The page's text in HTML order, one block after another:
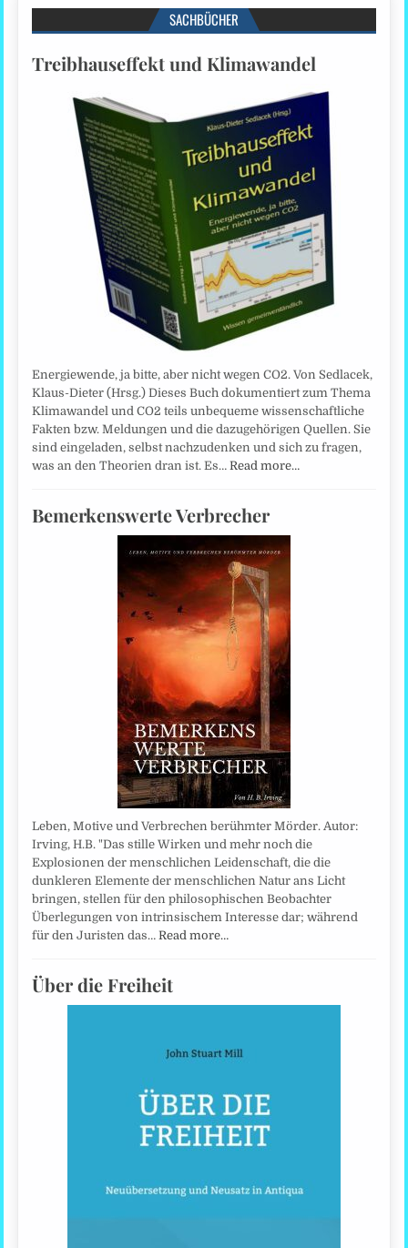
SACHBÜCHER
Treibhauseffekt und Klimawandel
Energiewende, ja bitte, aber nicht wegen CO2. Von Sedlacek,
Klaus-Dieter (Hrsg.) Dieses Buch dokumentiert zum Thema
Klimawandel und CO2 teils unbequeme wissenschaftliche
Fakten bzw. Meldungen und die dazugehörigen Quellen. Sie
sind eingeladen, selbst nachzudenken und sich zu fragen,
was an den Theorien dran ist. Es…Read more…
Bemerkenswerte Verbrecher
Leben, Motive und Verbrechen berühmter Mörder. Autor:
Irving, H.B. "Das stille Wirken und mehr noch die
Explosionen der menschlichen Leidenschaft, die die
dunkleren Elemente der menschlichen Natur ans Licht
bringen, stellen für den philosophischen Beobachter
Überlegungen von intrinsischem Interesse dar; während
für den Juristen das…Read more…
Über die Freiheit